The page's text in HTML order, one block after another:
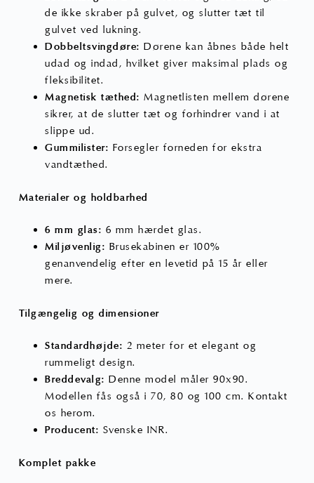
de ikke skraber på gulvet, og slutter tæt til
gulvet ved lukning.
Dobbeltsvingdøre: Dørene kan åbnes både helt
udad og indad, hvilket giver maksimal plads og
fleksibilitet.
Magnetisk tæthed: Magnetlisten mellem dørene
sikrer, at de slutter tæt og forhindrer vand i at
slippe ud.
Gummilister: Forsegler forneden for ekstra
vandtæthed.
Materialer og holdbarhed
6 mm glas: 6 mm hærdet glas.
Miljøvenlig: Brusekabinen er 100%
genanvendelig efter en levetid på 15 år eller
mere.
Tilgængelig og dimensioner
Standardhøjde: 2 meter for et elegant og
rummeligt design.
Breddevalg: Denne model måler 90x90.
Modellen fås også i 70, 80 og 100 cm. Kontakt
os herom.
Producent: Svenske INR.
Komplet pakke